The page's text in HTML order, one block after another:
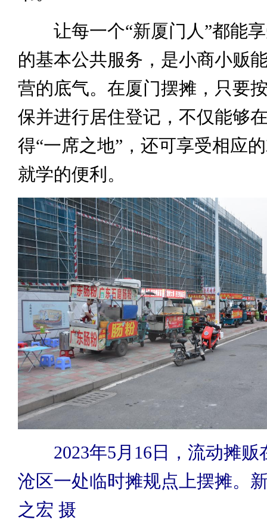
让每一个“新厦门人”都能享
的基本公共服务，是小商小贩
营的底气。在厦门摆摊，只要
保并进行居住登记，不仅能够
得“一席之地”，还可享受相应
就学的便利。
2023年5月16日，流动摊
沧区一处临时摊规点上摆摊。
之宏 摄